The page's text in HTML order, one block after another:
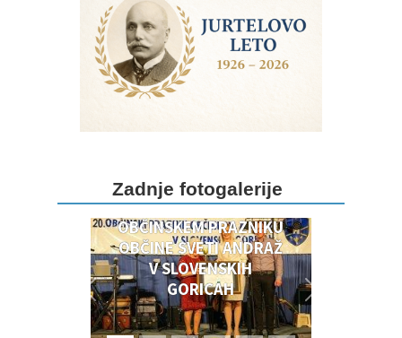
Zadnje fotogalerije
DOGODKI OB 20.
OBČINSKEM PRAZNIKU
OBČINSKEM PRAZNIKU
OBČINE SVETI ANDRAŽ
V SLOVENSKIH
GORICAH